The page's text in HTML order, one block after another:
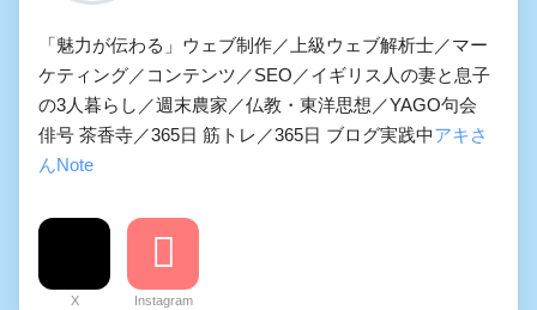
「魅力が伝わる」ウェブ制作／上級ウェブ解析士／マー
ケティング／コンテンツ／SEO／イギリス人の妻と息子
の3人暮らし／週末農家／仏教・東洋思想／YAGO句会
俳号 茶香寺／365日 筋トレ／365日 ブログ実践中アキさ
んNote
X Instagram